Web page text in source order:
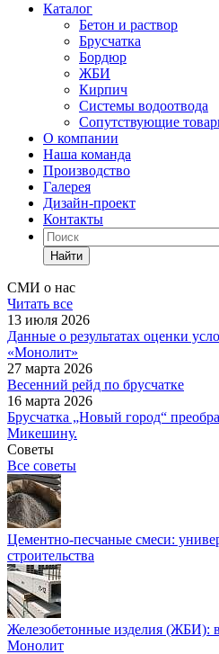
Каталог
Бетон и раствор
Брусчатка
Бордюр
ЖБИ
Кирпич
Системы водоотвода
Сопутствующие
О компании
Наша команда
Производство
Галерея
Дизайн-проект
Контакты
Найти
СМИ о нас
Читать все
13 июля 2026
Данные о результатах оценки
«Монолит»
27 марта 2026
Весенний рейд по брусчатке
16 марта 2026
Брусчатка „Новый город“
Микешину.
Советы
Все советы
Цементно-песчаные смеси:
строительства
Железобетонные изделия (ЖБИ):
Монолит